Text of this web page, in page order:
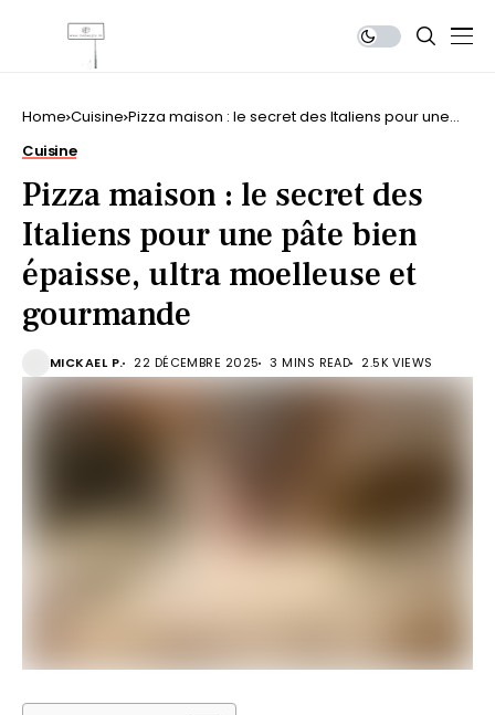
Home Cuisine Pizza maison : le secret des Italiens pour une
Cuisine
Pizza maison : le secret des
Italiens pour une pâte bien
épaisse, ultra moelleuse et
gourmande
MICKAEL P. 22 DÉCEMBRE 2025 3 MINS READ 2.5K VIEWS